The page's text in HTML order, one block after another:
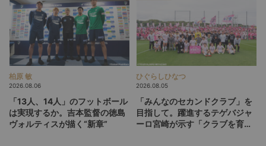
柏原 敏
2026.08.06
「13人、14人」のフットボール
は実現するか。吉本監督の徳島
ヴォルティスが描く“新章”
ひぐらしひなつ
2026.08.05
「みんなのセカンドクラブ」を
目指して。躍進するテゲバジャ
ーロ宮崎が示す「クラブを育て